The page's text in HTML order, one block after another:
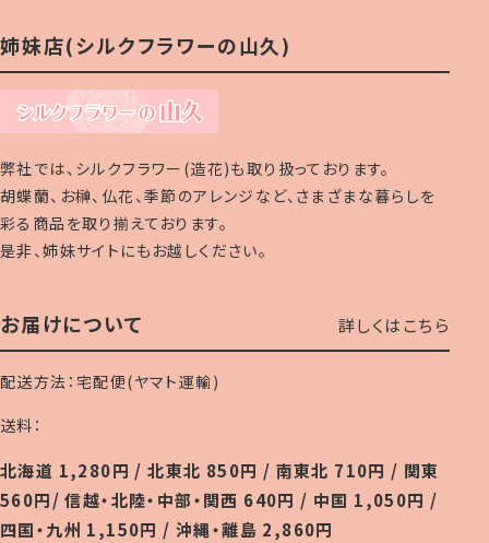
姉妹店(シルクフラワーの山久)
弊社では、シルクフラワー(造花)も取り扱っております。
胡蝶蘭、お榊、仏花、季節のアレンジなど、さまざまな暮らしを
彩る商品を取り揃えております。
是非、姉妹サイトにもお越しください。
お届けについて 詳しくはこちら
配送方法：宅配便(ヤマト運輸)
送料：
北海道 1,280円 / 北東北 850円 / 南東北 710円 / 関東
560円/ 信越・北陸・中部・関西 640円 / 中国 1,050円 /
四国・九州 1,150円 / 沖縄・離島 2,860円